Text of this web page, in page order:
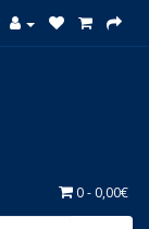
0 - 0,00€